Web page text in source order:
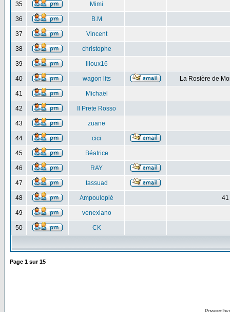
35 Mimi
36 B.M
37 Vincent
38 christophe
39 liloux16
40 wagon lits La Rosière de
41 Michaël
42 Il Prete Rosso
43 zuane
44 cici
45 Béatrice
46 RAY
47 tassuad
48 Ampoulopié 41
49 venexiano
50 CK
Page 1 sur15
Powered by